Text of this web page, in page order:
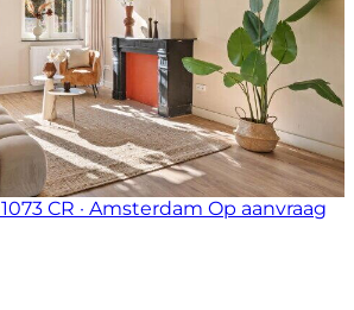
1073 CR · Amsterdam Op aanvraag